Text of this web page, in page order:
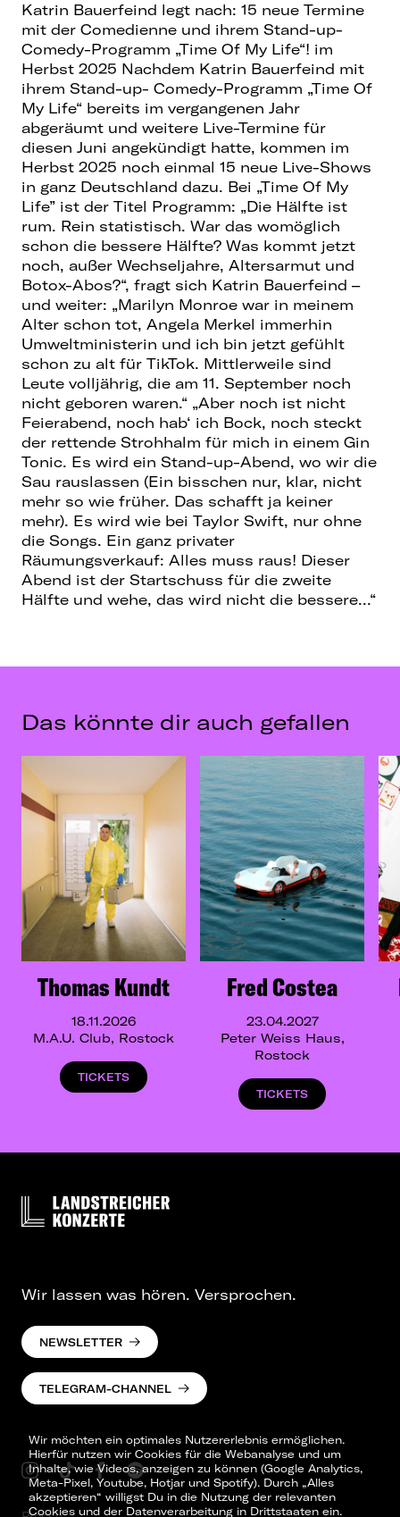
Katrin Bauerfeind legt nach: 15 neue Termine
mit der Comedienne und ihrem Stand-up-
Comedy-Programm „Time Of My Life“! im
Herbst 2025 Nachdem Katrin Bauerfeind mit
ihrem Stand-up- Comedy-Programm „Time Of
My Life“ bereits im vergangenen Jahr
abgeräumt und weitere Live-Termine für
diesen Juni angekündigt hatte, kommen im
Herbst 2025 noch einmal 15 neue Live-Shows
in ganz Deutschland dazu. Bei „Time Of My
Life” ist der Titel Programm: „Die Hälfte ist
rum. Rein statistisch. War das womöglich
schon die bessere Hälfte? Was kommt jetzt
noch, außer Wechseljahre, Altersarmut und
Botox-Abos?“, fragt sich Katrin Bauerfeind –
und weiter: „Marilyn Monroe war in meinem
Alter schon tot, Angela Merkel immerhin
Umweltministerin und ich bin jetzt gefühlt
schon zu alt für TikTok. Mittlerweile sind
Leute volljährig, die am 11. September noch
nicht geboren waren.“ „Aber noch ist nicht
Feierabend, noch hab‘ ich Bock, noch steckt
der rettende Strohhalm für mich in einem Gin
Tonic. Es wird ein Stand-up-Abend, wo wir die
Sau rauslassen (Ein bisschen nur, klar, nicht
mehr so wie früher. Das schafft ja keiner
mehr). Es wird wie bei Taylor Swift, nur ohne
die Songs. Ein ganz privater
Räumungsverkauf: Alles muss raus! Dieser
Abend ist der Startschuss für die zweite
Hälfte und wehe, das wird nicht die bessere...“
Das könnte dir auch gefallen
Thomas Kundt
18.11.2026
M.A.U. Club, Rostock
TICKETS
Fred Costea
23.04.2027
Peter Weiss Haus,
Rostock
TICKETS
Wir möchten ein optimales Nutzererlebnis ermöglichen.
Hierfür nutzen wir Cookies für die Webanalyse und um
Inhalte, wie Videos, anzeigen zu können (Google Analytics,
Meta-Pixel, Youtube, Hotjar und Spotify). Durch „Alles
akzeptieren“ willigst Du in die Nutzung der relevanten
Cookies und der Datenverarbeitung in Drittstaaten ein.
Wir lassen was hören. Versprochen.
NEWSLETTER
TELEGRAM-CHANNEL